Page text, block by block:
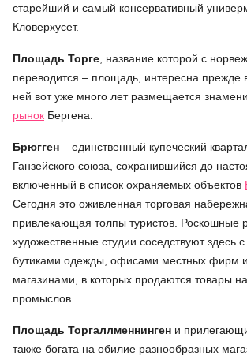
старейший и самый консервативный
Кловерхусет.
Площадь Торге , название которой с
переводится – площадь, интересна прежде
ней вот уже много лет размещается
рынок Бергена.
Брюгген – единственный купеческий
Ганзейского союза, сохранившийся до
включенный в список охраняемых объектов
Сегодня это оживленная торговая
привлекающая толпы туристов. Роскошные
художественные студии соседствуют здесь
бутиками одежды, офисами местных фирм
магазинами, в которых продаются товары
промыслов.
Площадь Торгаллменнинген и
также богата на обилие разнообразных